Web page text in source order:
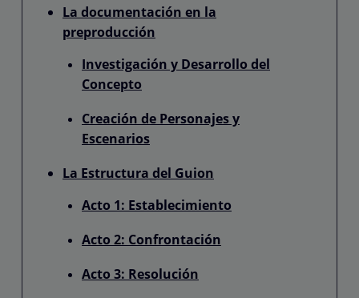
La documentación en la
preproducción
Investigación y Desarrollo del
Concepto
Creación de Personajes y
Escenarios
La Estructura del Guion
Acto 1: Establecimiento
Acto 2: Confrontación
Acto 3: Resolución